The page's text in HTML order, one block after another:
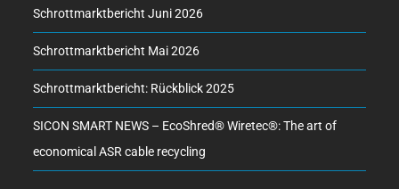
Schrottmarktbericht Juni 2026
Schrottmarktbericht Mai 2026
Schrottmarktbericht: Rückblick 2025
SICON SMART NEWS – EcoShred® Wiretec®: The art of
economical ASR cable recycling